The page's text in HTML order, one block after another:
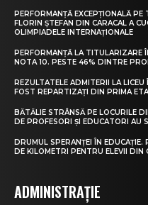
PERFORMANȚĂ EXCEPȚIONALĂ PE
FLORIN ȘTEFAN DIN CARACAL A
OLIMPIADELE INTERNAȚIONALE
PERFORMANȚĂ LA TITULARIZARE
NOTA 10. PESTE 46% DINTRE
REZULTATELE ADMITERII LA
FOST REPARTIZAȚI DIN PRIMA
BĂTĂLIE STRÂNSĂ PE LOCURILE
DE PROFESORI ȘI EDUCATORI AU
DRUMUL SPERANȚEI ÎN EDUCAȚIE.
DE KILOMETRI PENTRU ELEVII DIN
ADMINISTRAȚIE